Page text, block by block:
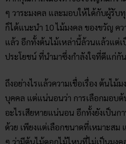
ก็ได้แนะนำ 10 ไม้มงคล ของขวัญ คว
แล้ว อีกทั้งต้นไม้เหล่านี้ล้วนแล้วแต่
ประโยชน์ ที่นำมาซึ่งกำลังใจที่ดีแก่กัน
บุคคล แต่แน่นอนว่า การเลือกมอบ
อะไรเสียหายแน่นอน อีกทั้งยังเป็นก
ด้วย เพียงแต่เลือกขนาดที่เหมาะสม
ๆ ว่ามีต้นไม้ดอกไม้ไหนที่ไม่เป็นมงค